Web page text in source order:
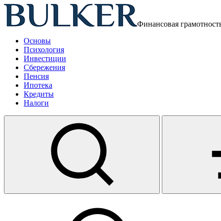
Финансовая
Основы
Психология
Инвестиции
Сбережения
Пенсия
Ипотека
Кредиты
Налоги